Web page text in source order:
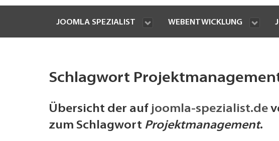
JOOMLA SPEZIALIST WEBENTWICKLUNG
Schlagwort
Übersicht der auf joomla-spezialist.de
zum Schlagwort Projektmanagement.